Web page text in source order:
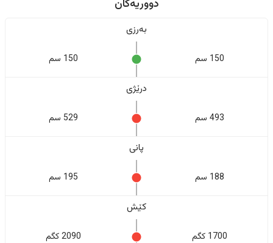
دووریەکان
بەرزی
150 سم 150 سم
درێژی
493 سم 529 سم
پانی
188 سم 195 سم
کێش
1700 کگم 2090 کگم